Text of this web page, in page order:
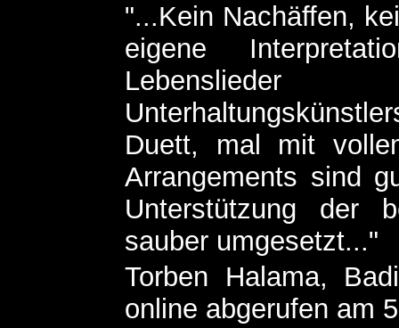
"...Kein Nachäffen,
eigene
Lebenslieder
Duett, mal mit
Arrangements sind
Unterstützung der
sauber umgesetzt..."
Torben Halama,
online abgerufen am